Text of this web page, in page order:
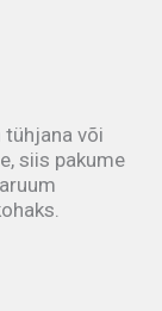
tühjana või
siis pakume